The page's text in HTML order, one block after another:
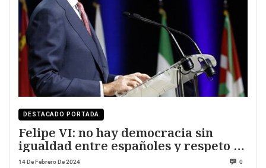
DESTACADO PORTADA
Felipe VI: no hay democracia sin
igualdad entre españoles y respeto a
los jueces
14 De Febrero De 2024 0